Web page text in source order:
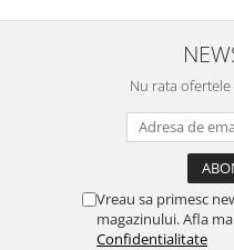
Nu rata
Vreau sa primesc
magazinului. Afla
Confidentialitate